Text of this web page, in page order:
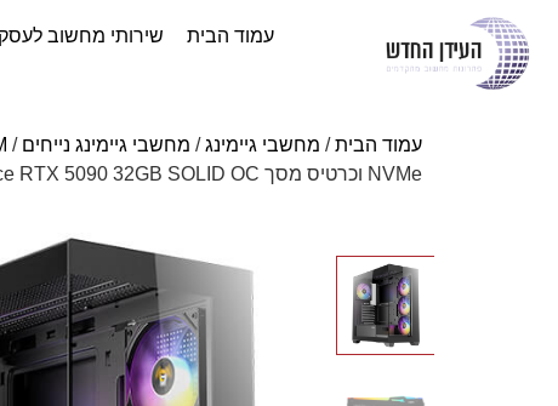
עמוד הבית שירותי מחשוב
עמוד הבית/ מחשבי גיימינג/ מחשבי גיימינג נייחים /
NVMe וכרטיס מסך ZOTAC GAMING GeForce RTX 5090 32GB SOLID OC